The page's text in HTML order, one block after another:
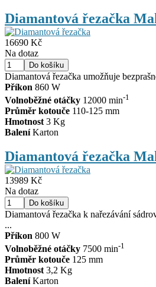
Diamantová řezačka
16690 Kč
Na dotaz
Diamantová řezačka umožňuje
Příkon 860 W
Volnoběžné otáčky 12000 min-1
Průměr kotouče 110-125 mm
Hmotnost 3 Kg
BaleníKarton
Diamantová řezačka
13989 Kč
Na dotaz
Diamantová řezačka k nařezávání
...
Příkon 800 W
Volnoběžné otáčky 7500 min-1
Průměr kotouče 125 mm
Hmotnost 3,2 Kg
BaleníKarton